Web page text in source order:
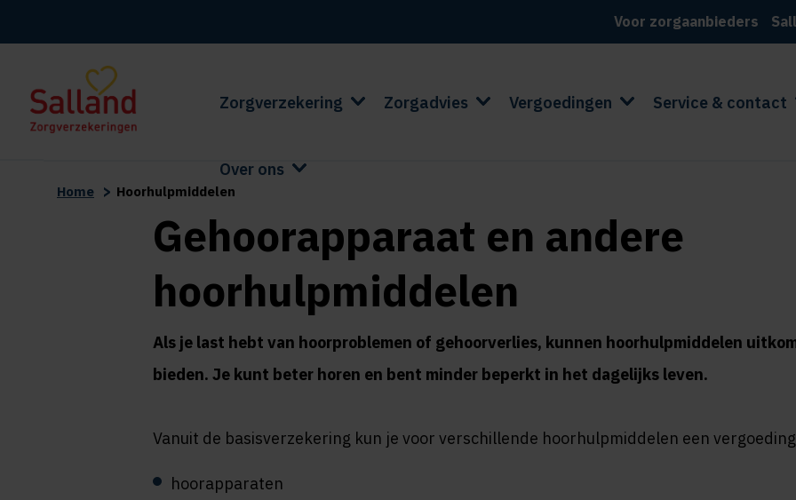
Voor zorgaanbieders
Zorgverzekering Zorgadvies Vergoedingen Service & contact
Over ons
Home > Hoorhulpmiddelen
Gehoorapparaat en andere
hoorhulpmiddelen
Als je last hebt van hoorproblemen of gehoorverlies, kunnen hoorhulpmiddelen
bieden. Je kunt beter horen en bent minder beperkt in het dagelijks leven.
Vanuit de basisverzekering kun je voor verschillende hoorhulpmiddelen een
hoorapparaten